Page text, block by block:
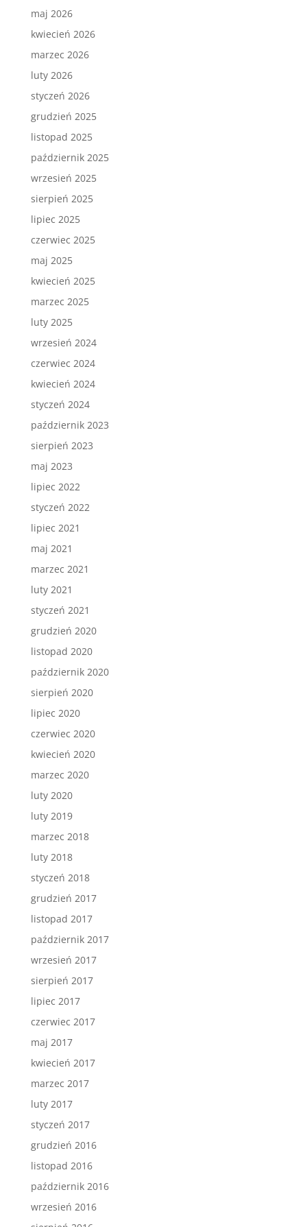
maj 2026
kwiecień 2026
marzec 2026
luty 2026
styczeń 2026
grudzień 2025
listopad 2025
październik 2025
wrzesień 2025
sierpień 2025
lipiec 2025
czerwiec 2025
maj 2025
kwiecień 2025
marzec 2025
luty 2025
wrzesień 2024
czerwiec 2024
kwiecień 2024
styczeń 2024
październik 2023
sierpień 2023
maj 2023
lipiec 2022
styczeń 2022
lipiec 2021
maj 2021
marzec 2021
luty 2021
styczeń 2021
grudzień 2020
listopad 2020
październik 2020
sierpień 2020
lipiec 2020
czerwiec 2020
kwiecień 2020
marzec 2020
luty 2020
luty 2019
marzec 2018
luty 2018
styczeń 2018
grudzień 2017
listopad 2017
październik 2017
wrzesień 2017
sierpień 2017
lipiec 2017
czerwiec 2017
maj 2017
kwiecień 2017
marzec 2017
luty 2017
styczeń 2017
grudzień 2016
listopad 2016
październik 2016
wrzesień 2016